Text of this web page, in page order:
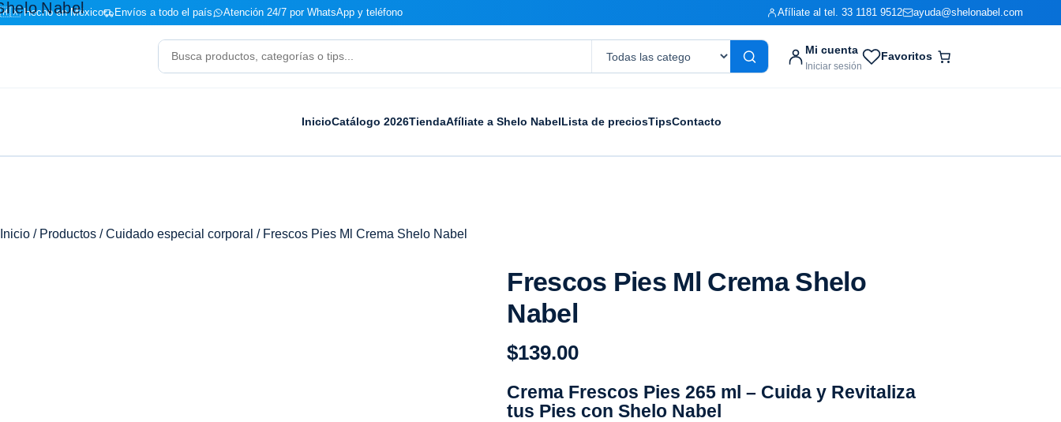
🇲🇽 Hecho en México Envíos a todo el país Atención 24/7 por WhatsApp y teléfono Afíliate al tel. 33 1181 9512 ayuda@shelonabel.com
Buscar
productos
Mi cuenta
Iniciar sesión
Favoritos
Inicio Tienda
Catálogo 2026 Afíliate a Shelo NabelLista de preciosTipsContacto
Inicio / Productos /Cuidado especial corporal / Frescos Pies Ml Crema Shelo Nabel
Frescos Pies Ml Crema Shelo
Nabel
$139.00
Crema Frescos Pies 265 ml – Cuida y Revitaliza
tus Pies con Shelo Nabel